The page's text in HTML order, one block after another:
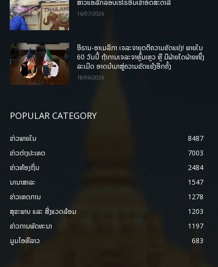
ສາວແອລັກລອບເຮໂຣອີນເຂົ້າອົດສະຕາລີ
16/07/2026
ອີຣານ-ອາເມລິກາ ເຈລະຈາຍຸດຕິຄວາມຂັດແຍ່ງ! ພາຍໃນ
60 ວັນນີ້ ຖ້າການເຈລະຈາຫຼົ້ມເຫຼວ ຫຼື ມີຝ່າຍໃດຝ່າຍໜຶ່ງ
ລະເມີດ ອາດນໍາມາສູ່ຄວາມຂັດແຍ້ງອີກຄັ້ງ
18/06/2026
POPULAR CATEGORY
ຂ່າວພາຍ​ໃນ
8487
ຂ່າວຕ່າງປະເທດ
7003
ຂ່າວທ້ອງຖິ່ນ
2484
ນານາສາລະ
1547
ຂ່າວເຫດການ
1278
ສຸຂະພາບ ແລະ ສີ່ງແວດລ້ອມ
1203
ຂ່າວການພັດທະນາ
1197
ມູມໄອທີລາວ
683